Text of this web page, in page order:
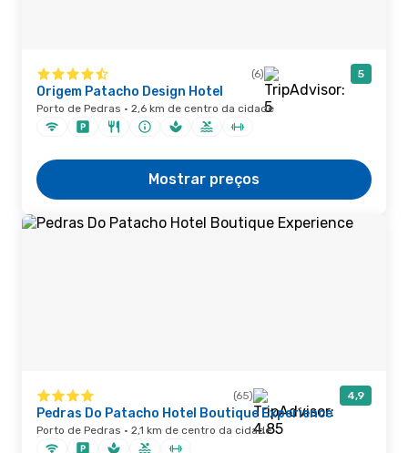
(6) 5
Origem Patacho Design Hotel
Porto de Pedras · 2,6 km de centro da cidade
Mostrar preços
(65) 4,9
Pedras Do Patacho Hotel Boutique Experience
Porto de Pedras · 2,1 km de centro da cidade